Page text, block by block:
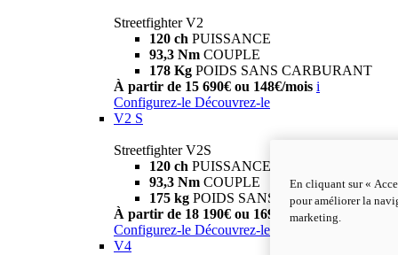
Streetfighter V2
120 ch PUISSANCE
93,3 Nm COUPLE
178 Kg POIDS SANS CARBURANT
À partir de 15 690€ ou 148€/mois i
Configurez-le Découvrez-le
V2 S
Streetfighter V2S
120 ch PUISSANCE
93,3 Nm COUPLE
175 kg POIDS SANS CARBURANT
À partir de 18 190€ ou 169€/mois i
Configurez-le Découvrez-le
V4
En cliquant sur «
pour améliorer la
marketing.